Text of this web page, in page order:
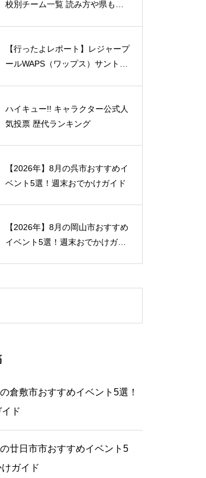
校別チーム一覧 読み方や県もま
【行ったよレポート】レジャープ
ールWAPS（ワップス）サントピ
ハイキュー!! キャラクター公式人
気投票 歴代ランキング
【2026年】8月の呉市おすすめイ
ベント5選！週末おでかけガイド
【2026年】8月の岡山市おすすめ
イベント5選！週末おでかけガイ
倉敷市おすすめイベント5選！
ド
の廿日市市おすすめイベント5
ガイド